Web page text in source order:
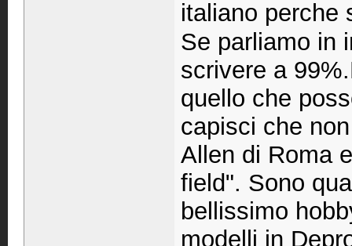
italiano perche
Se parliamo in
scrivere a
quello che
capisci che
Allen di Roma
field". Sono
bellissimo
modelli in